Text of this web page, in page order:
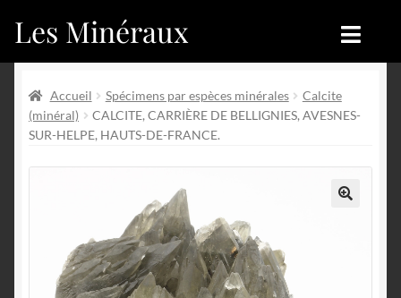
Aller
à
navigation
Aller
au
Les Minéraux
Catégories
Nouveautés
Mon compte
Boutique
Nouveautés
Accueil Spécimens par espèces minérales
Calcite
(minéral)
CALCITE, CARRIÈRE DE BELLIGNIES, AVESNES-
SUR-HELPE, HAUTS-DE-FRANCE.